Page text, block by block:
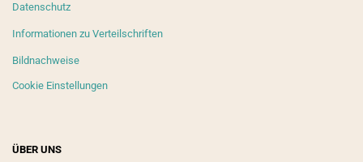
Datenschutz
Informationen zu Verteilschriften
Bildnachweise
Cookie Einstellungen
ÜBER UNS